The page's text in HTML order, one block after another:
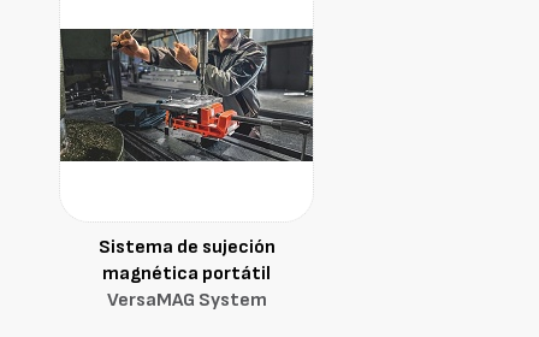
Sistema de sujeción
magnética portátil
VersaMAG System